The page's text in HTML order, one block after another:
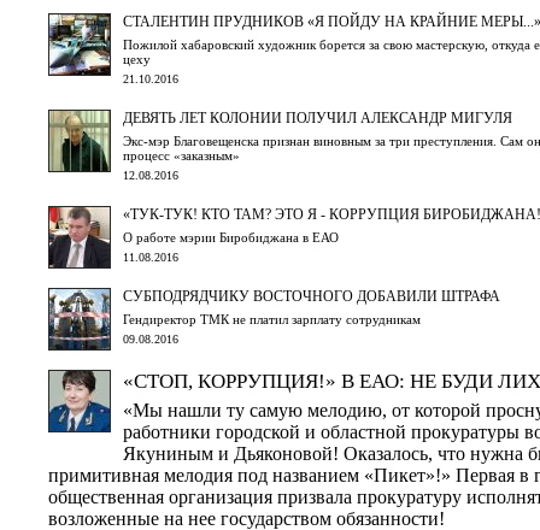
СТАЛЕНТИН ПРУДНИКОВ «Я ПОЙДУ НА КРАЙНИЕ МЕРЫ...»
Пожилой хабаровский художник борется за свою мастерскую, откуда
цеху
21.10.2016
ДЕВЯТЬ ЛЕТ КОЛОНИИ ПОЛУЧИЛ АЛЕКСАНДР МИГУЛЯ
Экс-мэр Благовещенска признан виновным за три преступления. Сам
процесс «заказным»
12.08.2016
«ТУК-ТУК! КТО ТАМ? ЭТО Я - КОРРУПЦИЯ
О работе мэрии Биробиджана в ЕАО
11.08.2016
СУБПОДРЯДЧИКУ ВОСТОЧНОГО ДОБАВИЛИ ШТРАФА
Гендиректор ТМК не платил зарплату сотрудникам
09.08.2016
«СТОП, КОРРУПЦИЯ!» В ЕАО: НЕ БУДИ
«Мы нашли ту самую мелодию, от которой
работники городской и областной прокуратуры
Якуниным и Дьяконовой! Оказалось, что нужна
примитивная мелодия под названием «Пикет»!» Первая в
общественная организация призвала прокуратуру
возложенные на нее государством обязанности!